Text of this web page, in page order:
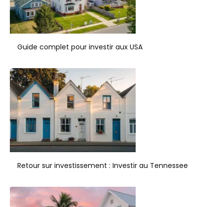
Guide complet pour investir aux USA
Retour sur investissement : Investir au Tennessee